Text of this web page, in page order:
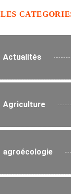
LES
Actualités
Agriculture
agroécologie